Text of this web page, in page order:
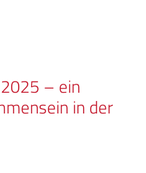
– ein
in der